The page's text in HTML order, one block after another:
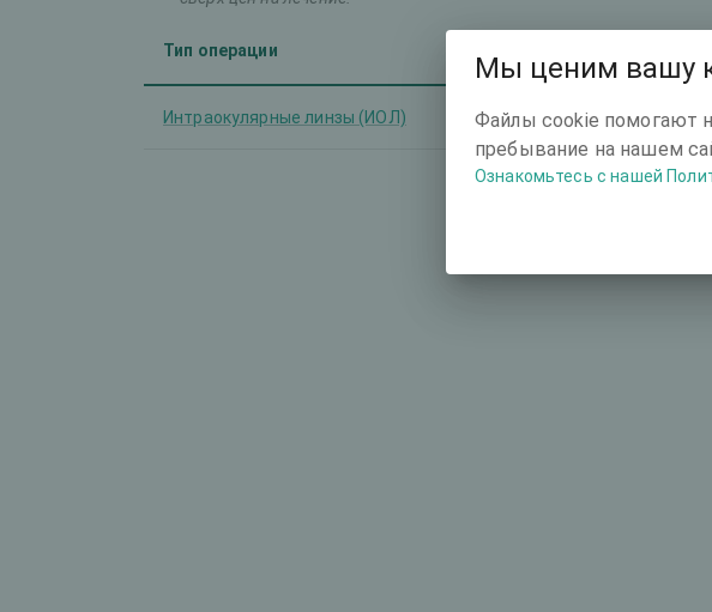
Тип операции
Интраокулярные линзы (ИОЛ) -
Мы ценим вашу
Файлы cookie помогают
пребывание на нашем
Ознакомьтесь с нашей